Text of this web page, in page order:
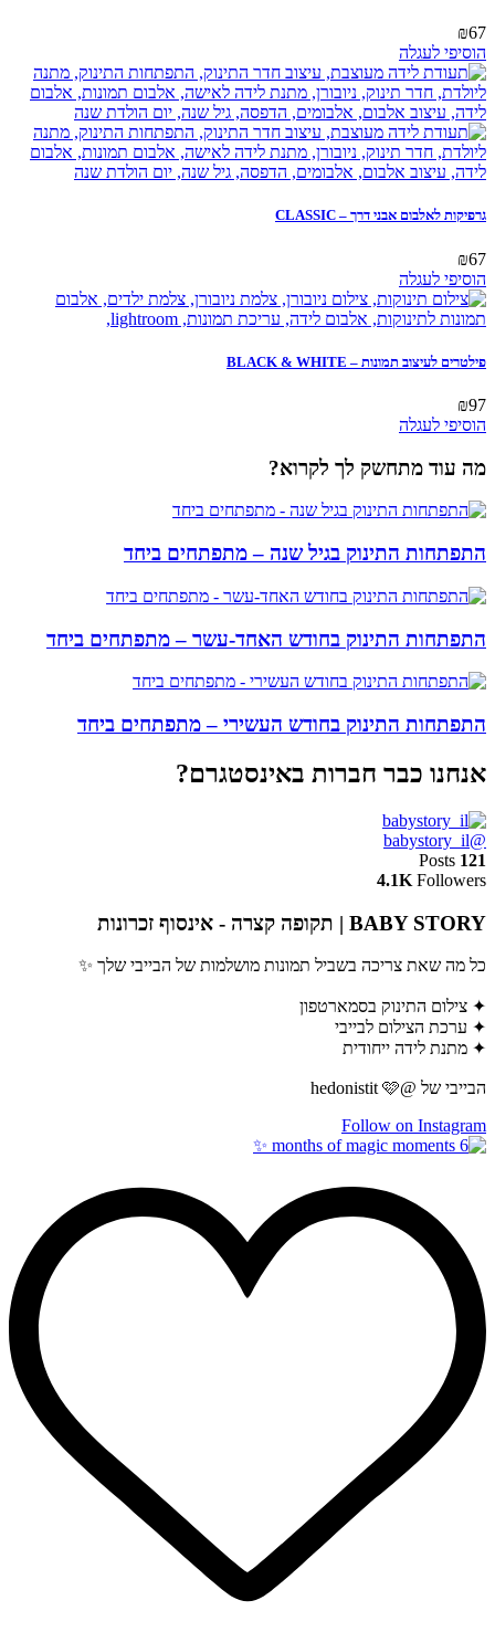
₪67
הוסיפי לעגלה
גרפיקות לאלבום אבני דרך – CLASSIC
₪67
הוסיפי לעגלה
פילטרים לעיצוב תמונות – BLACK & WHITE
₪97
הוסיפי לעגלה
מה עוד מתחשק לך לקרוא?
התפתחות התינוק בגיל שנה – מתפתחים ביחד
התפתחות התינוק בחודש האחד-עשר – מתפתחים ביחד
התפתחות התינוק בחודש העשירי – מתפתחים ביחד
אנחנו כבר חברות באינסטגרם?
@babystory_il
121
Posts
4.1K Followers
BABY STORY | תקופה קצרה - אינסוף זכרונות
כל מה שאת צריכה בשביל תמונות מושלמות של הבייבי שלך ✨
✦ צילום התינוק בסמארטפון
✦ ערכת הצילום לבייבי
✦ מתנת לידה ייחודית
הבייבי של @hedonistit 🩷
Follow on Instagram